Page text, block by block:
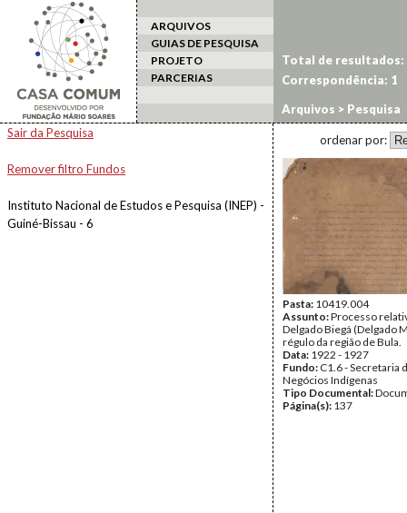
ARQUIVOS
GUIAS DE PESQUISA
PROJETO
PARCERIAS
Arquivos > Pesquisa
Sair da Pesquisa
Remover filtro Fundos
Instituto Nacional de Estudos e Pesquisa (INEP) -
Guiné-Bissau - 6
Total de resultados:
Correspondência: 1
ordenar por:
Pasta: 10419.004
Assunto:Processo
Delgado Biegá (Delgado
régulo da região de Bula.
Data: 1922 - 1927
Fundo: C1.6 - Secretaria
Negócios Indígenas
Tipo Documental:
Página(s): 137